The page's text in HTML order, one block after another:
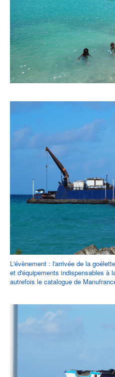
L'évènement : l'arrivée de la
et d'équipements indispensables à
autrefois le catalogue de